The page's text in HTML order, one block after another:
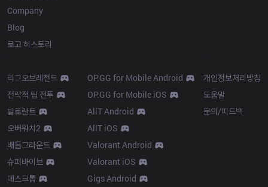
Company
Blog
로고 히스토리
리그오브레전드
전략적 팀 전투
발로란트
오버워치2
배틀그라운드
슈퍼바이브
데스크톱
OP.GG for Mobile Android
OP.GG for Mobile iOS
AllT Android
AllT iOS
Valorant Android
Valorant iOS
Gigs Android
개인정보처리방침
도움말
문의/피드백